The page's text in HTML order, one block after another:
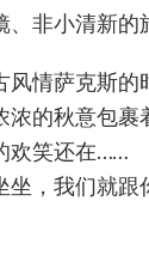
非小清新的
风情萨克斯
浓的秋意包
欢笑还在……
坐，我们就跟